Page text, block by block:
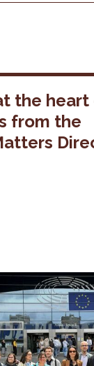
the heart
from the